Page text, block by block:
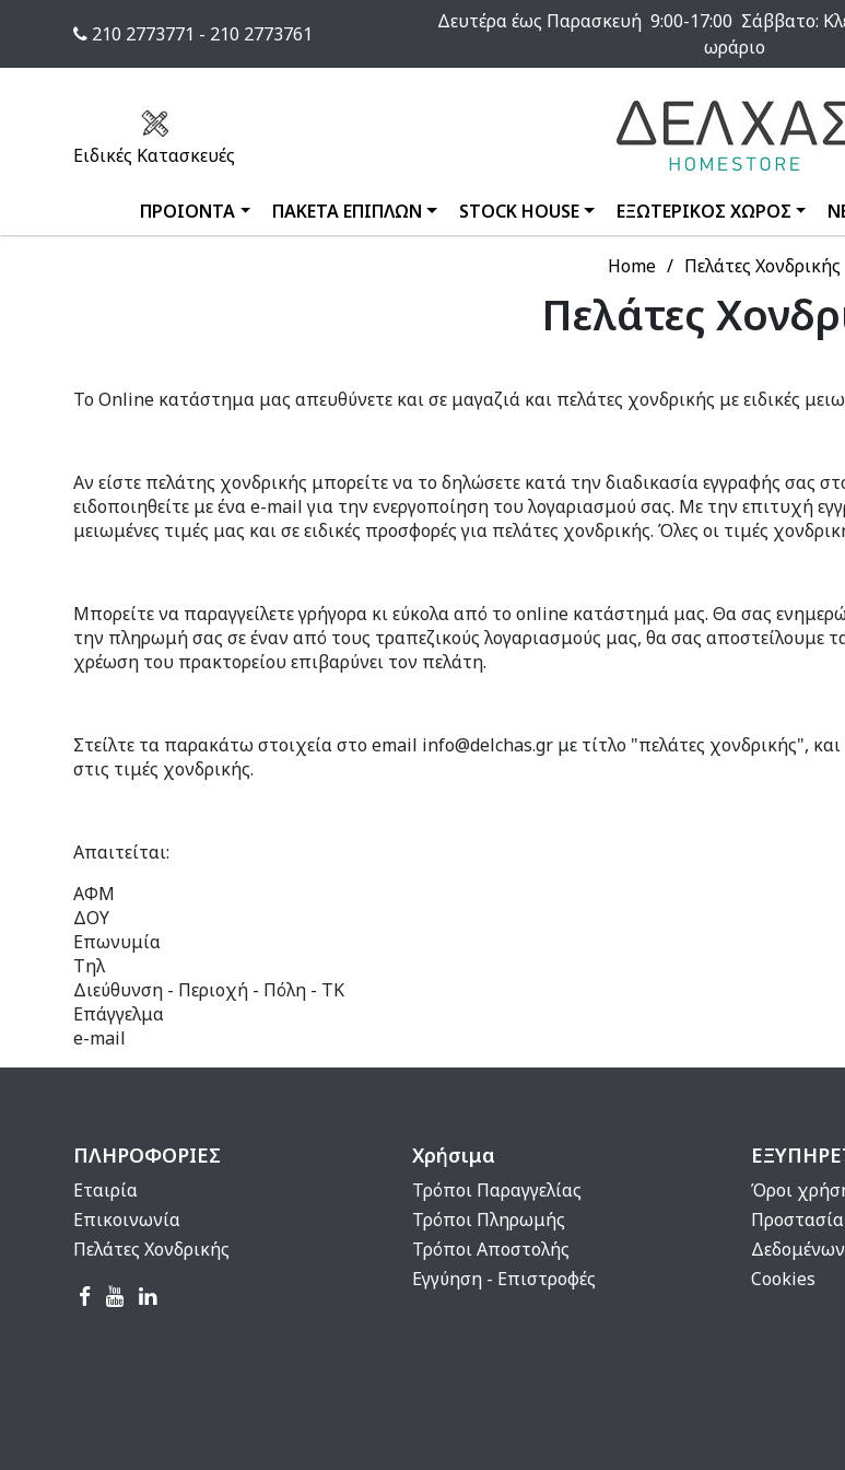
210 2773771 - 210 2773761
Δευτέρα έως Παρασκευή 9:00-17:00 Σάββατο:
ωράριο
Ειδικές Κατασκευές
ΠΡΟΙΟΝΤΑ ΠΑΚΕΤΑ ΕΠΙΠΛΩΝ STOCK HOUSE ΕΞΩΤΕΡΙΚΟΣ ΧΩΡΟΣ
Home Πελάτες Χονδρικής
Πελάτες
Το Online κατάστημα μας απευθύνετε και σε μαγαζιά και πελάτες χονδρικής με ειδικές
Αν είστε πελάτης χονδρικής μπορείτε να το δηλώσετε κατά την διαδικασία εγγραφής
ειδοποιηθείτε με ένα e-mail για την ενεργοποίηση του λογαριασμού σας. Με την επιτυχή
μειωμένες τιμές μας και σε ειδικές προσφορές για πελάτες χονδρικής. Όλες οι τιμές
Μπορείτε να παραγγείλετε γρήγορα κι εύκολα από το online κατάστημά μας. Θα σας
την πληρωμή σας σε έναν από τους τραπεζικούς λογαριασμούς μας, θα σας αποστείλουμε
χρέωση του πρακτορείου επιβαρύνει τον πελάτη.
Στείλτε τα παρακάτω στοιχεία στο email info@delchas.gr με τίτλο "πελάτες χονδρικής",
στις τιμές χονδρικής.
Απαιτείται:
ΑΦΜ
ΔΟΥ
Επωνυμία
Τηλ
Διεύθυνση - Περιοχή - Πόλη - ΤΚ
Επάγγελμα
e-mail
ΠΛΗΡΟΦΟΡΙΕΣ
Εταιρία
Επικοινωνία
Πελάτες Χονδρικής
Χρήσιμα
Τρόποι Παραγγελίας
Τρόποι Πληρωμής
Τρόποι Αποστολής
Εγγύηση - Επιστροφές
Όροι
Δεδομένων
Cookies